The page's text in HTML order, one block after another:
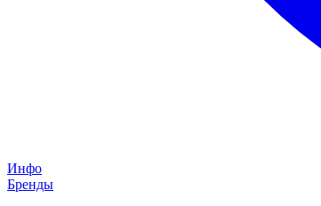
Инфо
Бренды